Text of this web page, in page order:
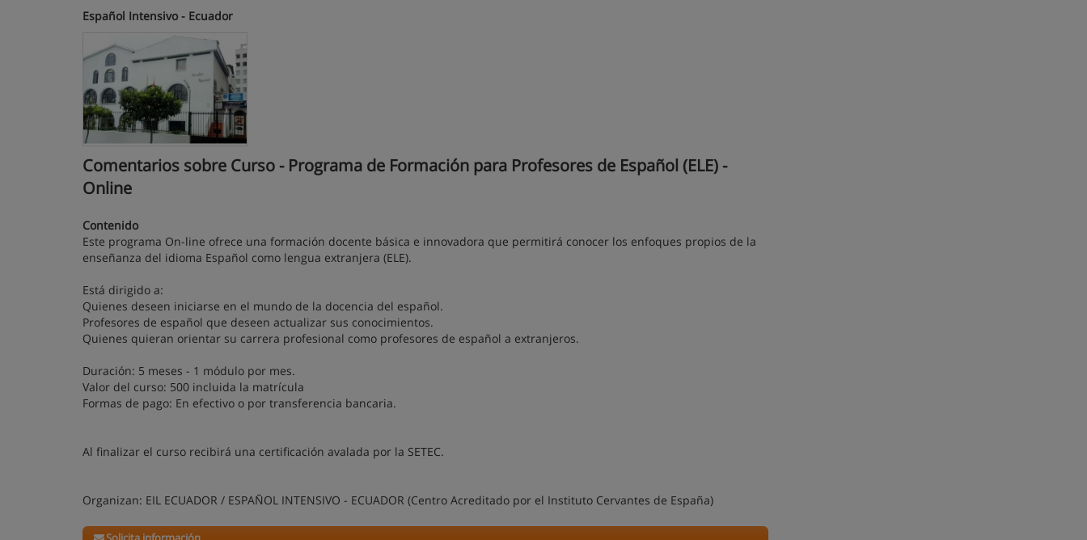
Español Intensivo - Ecuador
Comentarios sobre Curso - Programa de Formación para Profesores de Español (ELE) -
Online
Contenido
Este programa On-line ofrece una formación docente básica e innovadora que permitirá conocer los enfoques propios de la
enseñanza del idioma Español como lengua extranjera (ELE).
Está dirigido a:
Quienes deseen iniciarse en el mundo de la docencia del español.
Profesores de español que deseen actualizar sus conocimientos.
Quienes quieran orientar su carrera profesional como profesores de español a extranjeros.
Duración: 5 meses - 1 módulo por mes.
Valor del curso: 500 incluida la matrícula
Formas de pago: En efectivo o por transferencia bancaria.
Al finalizar el curso recibirá una certificación avalada por la SETEC.
Organizan: EIL ECUADOR / ESPAÑOL INTENSIVO - ECUADOR (Centro Acreditado por el Instituto Cervantes de España)